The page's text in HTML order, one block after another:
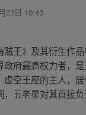
23日 10:43
贼王》及其衍生作
府最高权力者，是
虚空王座的主人，
，五老星对其直接